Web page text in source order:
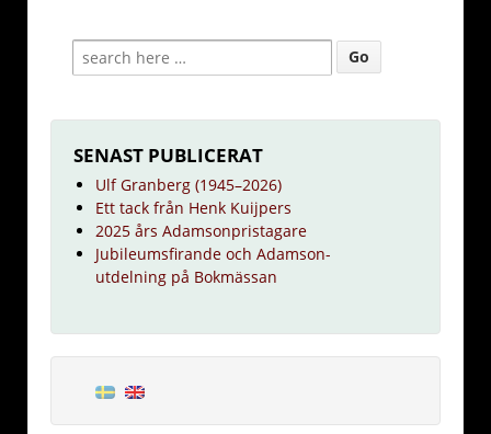
SENAST PUBLICERAT
Ulf Granberg (1945–2026)
Ett tack från Henk Kuijpers
2025 års Adamsonpristagare
Jubileumsfirande och Adamson-
utdelning på Bokmässan